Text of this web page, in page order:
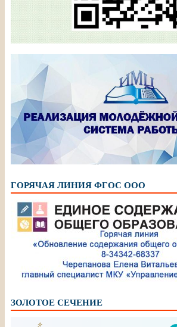
ГОРЯЧАЯ ЛИНИЯ ФГОС ООО
ЗОЛОТОЕ СЕЧЕНИЕ